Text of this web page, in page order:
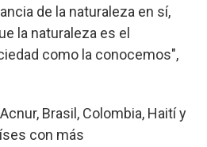
de la naturaleza en sí,
la naturaleza es el
como la conocemos",
Brasil, Colombia, Haití y
con más